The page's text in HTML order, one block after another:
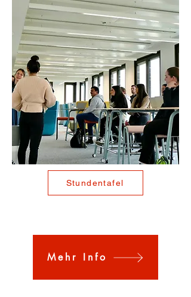
sie viele Tätigkeiten, die im Betrieb
anfallen, schon kennen.
Zugangsvoraussetzungen
Sie brauchen
die Erweiterte Berufsbildungsreife mit
einem Notendurchschnitt von
mindestens 3,0 in den Fächern
Deutsch, Englisch und Mathematik.
Wurden diese Fächer differenziert
unterrichtet und geprüft, muss der
Notendurchschnitt
-mindestens 3,0 betragen, wenn alle
Fächer der unteren Anspruchsebene
zugehören und ein Fach der oberen
Stundentafel
Mehr Info